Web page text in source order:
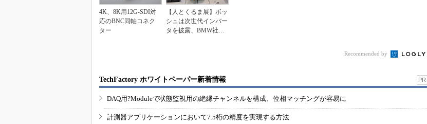
4K、8K用12G-SDI対
応のBNC同軸コネク
ター
【人とくるま展】ボッ
シュは次世代インバー
タを披露、BMW社向
Recommended by
TechFactory ホワイトペーパー新着情報 PR
DAQ用?Moduleで状態監視用の絶縁チャンネルを構成、位相マッチングが容易に
計測器アプリケーションにおいて7.5桁の精度を実現する方法